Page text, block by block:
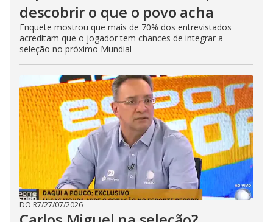
descobrir o que o povo acha
Enquete mostrou que mais de 70% dos entrevistados
acreditam que o jogador tem chances de integrar a
seleção no próximo Mundial
DO R7/27/07/2026